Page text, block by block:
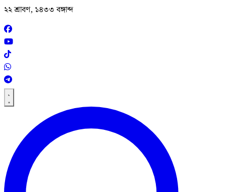
২২ শ্রাবণ, ১৪৩৩ বঙ্গাব্দ